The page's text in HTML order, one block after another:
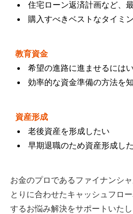
住宅ローン返済計画など、
購入すべきベストなタイミ
教育資金
希望の進路に進ませるには
効率的な資金準備の方法を
資産形成
老後資産を形成したい
早期退職のため資産形成し
お金のプロであるファイナンシ
とりに合わせたキャッシュフロ
するお悩み解決をサポートいたし